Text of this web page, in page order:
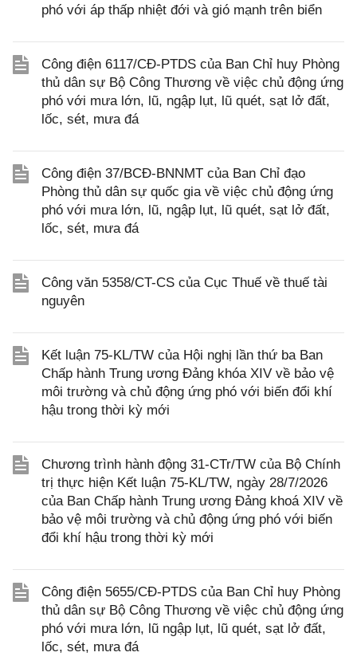
phó với áp thấp nhiệt đới và gió mạnh trên biển
Công điện 6117/CĐ-PTDS của Ban Chỉ huy Phòng
thủ dân sự Bộ Công Thương về việc chủ động ứng
phó với mưa lớn, lũ, ngập lụt, lũ quét, sạt lở đất,
lốc, sét, mưa đá
Công điện 37/BCĐ-BNNMT của Ban Chỉ đạo
Phòng thủ dân sự quốc gia về việc chủ động ứng
phó với mưa lớn, lũ, ngập lụt, lũ quét, sạt lở đất,
lốc, sét, mưa đá
Công văn 5358/CT-CS của Cục Thuế về thuế tài
nguyên
Kết luận 75-KL/TW của Hội nghị lần thứ ba Ban
Chấp hành Trung ương Đảng khóa XIV về bảo vệ
môi trường và chủ động ứng phó với biến đổi khí
hậu trong thời kỳ mới
Chương trình hành động 31-CTr/TW của Bộ Chính
trị thực hiện Kết luận 75-KL/TW, ngày 28/7/2026
của Ban Chấp hành Trung ương Đảng khoá XIV về
bảo vệ môi trường và chủ động ứng phó với biến
đổi khí hậu trong thời kỳ mới
Công điện 5655/CĐ-PTDS của Ban Chỉ huy Phòng
thủ dân sự Bộ Công Thương về việc chủ động ứng
phó với mưa lớn, lũ ngập lụt, lũ quét, sạt lở đất,
lốc, sét, mưa đá